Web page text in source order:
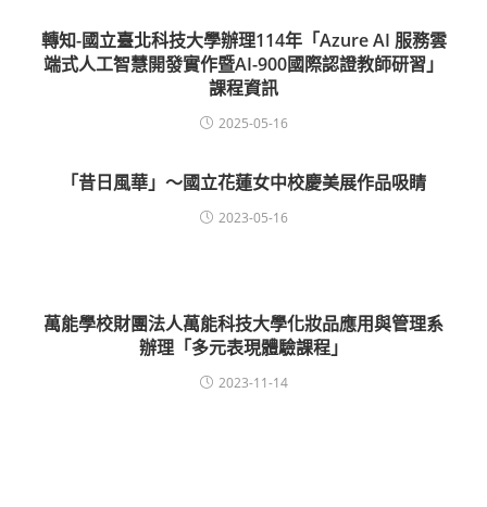
轉知-國立臺北科技大學辦理114年「Azure AI 服務雲
端式人工智慧開發實作暨AI-900國際認證教師研習」
課程資訊
2025-05-16
「昔日風華」～國立花蓮女中校慶美展作品吸睛
2023-05-16
萬能學校財團法人萬能科技大學化妝品應用與管理系
辦理「多元表現體驗課程」
2023-11-14